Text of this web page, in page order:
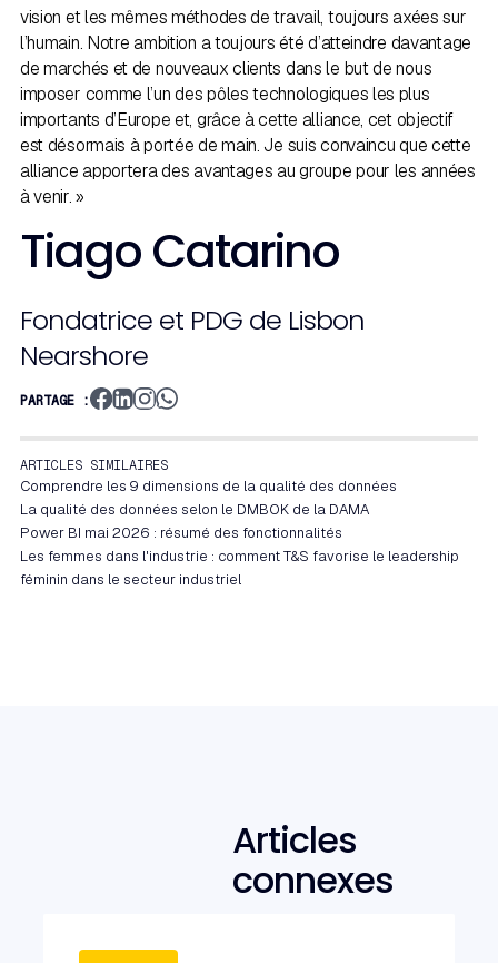
vision et les mêmes méthodes de travail, toujours axées sur
l’humain. Notre ambition a toujours été d’atteindre davantage
de marchés et de nouveaux clients dans le but de nous
imposer comme l’un des pôles technologiques les plus
importants d’Europe et, grâce à cette alliance, cet objectif
est désormais à portée de main. Je suis convaincu que cette
alliance apportera des avantages au groupe pour les années
à venir. »
Tiago Catarino
Fondatrice et PDG de Lisbon
Nearshore
PARTAGE :
ARTICLES SIMILAIRES
Comprendre les 9 dimensions de la qualité des données
La qualité des données selon le DMBOK de la DAMA
Power BI mai 2026 : résumé des fonctionnalités
Les femmes dans l'industrie : comment T&S favorise le leadership
féminin dans le secteur industriel
Articles
connexes